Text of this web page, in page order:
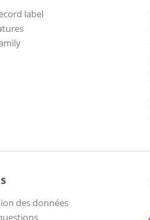
label
des données